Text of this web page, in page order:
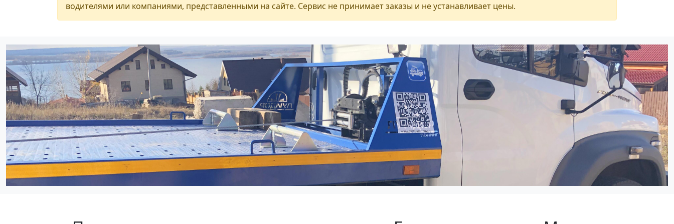
водителями или компаниями, представленными на сайте. Сервис не принимает заказы и не устанавливает цены.